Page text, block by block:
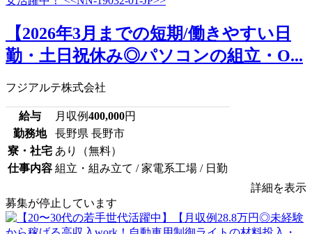
【2026年3月までの短期/働きやすい日
勤・土日祝休み◎パソコンの組立・O...
フジアルテ株式会社
給与 月収例400,000円
勤務地
長野県 長野市
寮・社宅 あり（無料）
仕事内容 組立・組み立て / 家電系工場 / 日勤
詳細を表示
募集が停止しています